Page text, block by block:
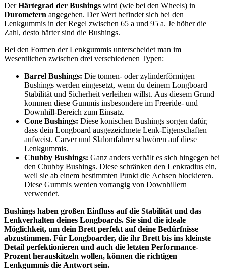
DerHärtegrad der Bushings wird (wie bei den Wheels) in
Durometern angegeben. Der Wert befindet sich bei den
Lenkgummis in der Regel zwischen 65 a und 95 a. Je höher die
Zahl, desto härter sind die Bushings.
Bei den Formen der Lenkgummis unterscheidet man im
Wesentlichen zwischen drei verschiedenen Typen:
Barrel Bushings: Die tonnen- oder zylinderförmigen
Bushings werden eingesetzt, wenn du deinem Longboard
Stabilität und Sicherheit verleihen willst. Aus diesem Grund
kommen diese Gummis insbesondere im Freeride- und
Downhill-Bereich zum Einsatz.
Cone Bushings: Diese konischen Bushings sorgen dafür,
dass dein Longboard ausgezeichnete Lenk-Eigenschaften
aufweist. Carver und Slalomfahrer schwören auf diese
Lenkgummis.
Chubby Bushings: Ganz anders verhält es sich hingegen bei
den Chubby Bushings. Diese schränken den Lenkradius ein,
weil sie ab einem bestimmten Punkt die Achsen blockieren.
Diese Gummis werden vorrangig von Downhillern
verwendet.
Bushings haben großen Einfluss auf die Stabilität und das
Lenkverhalten deines Longboards. Sie sind die ideale
Möglichkeit, um dein Brett perfekt auf deine Bedürfnisse
abzustimmen. Für Longboarder, die ihr Brett bis ins kleinste
Detail perfektionieren und auch die letzten Performance-
Prozent herauskitzeln wollen, können die richtigen
Lenkgummis die Antwort sein.